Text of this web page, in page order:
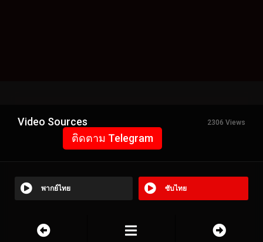
Video Sources 2306 Views
ติดตาม Telegram
พากย์ไทย ซับไทย